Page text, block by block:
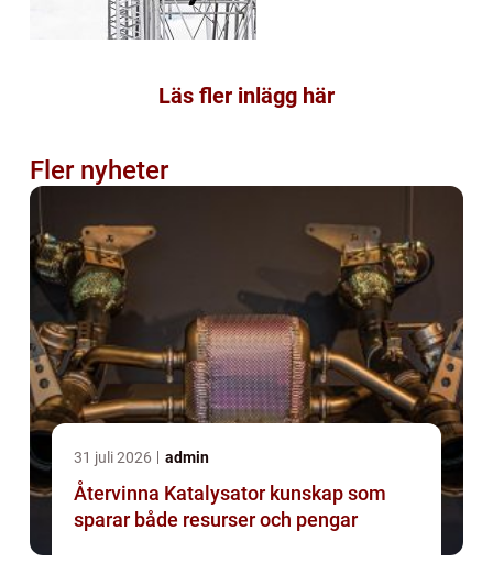
Läs fler inlägg här
Fler nyheter
31 juli 2026 admin
Återvinna Katalysator kunskap som
sparar både resurser och pengar